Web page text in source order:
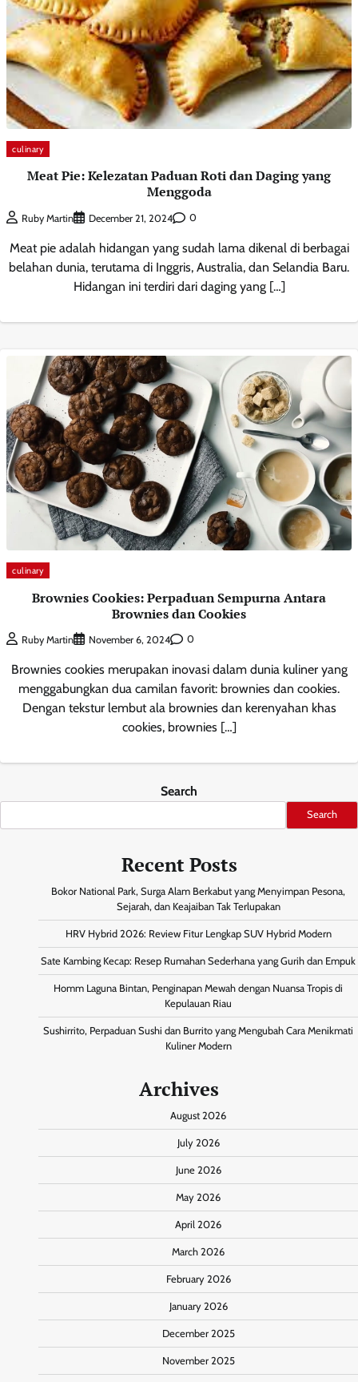
culinary
Meat Pie: Kelezatan Paduan Roti dan Daging yang
Menggoda
Ruby Martin December 21, 2024 0
Meat pie adalah hidangan yang sudah lama dikenal di berbagai
belahan dunia, terutama di Inggris, Australia, dan Selandia Baru.
Hidangan ini terdiri dari daging yang […]
culinary
Brownies Cookies: Perpaduan Sempurna Antara
Brownies dan Cookies
Ruby Martin November 6, 2024 0
Brownies cookies merupakan inovasi dalam dunia kuliner yang
menggabungkan dua camilan favorit: brownies dan cookies.
Dengan tekstur lembut ala brownies dan kerenyahan khas
cookies, brownies […]
Search
Search
Recent Posts
Bokor National Park, Surga Alam Berkabut yang Menyimpan Pesona,
Sejarah, dan Keajaiban Tak Terlupakan
HRV Hybrid 2026: Review Fitur Lengkap SUV Hybrid Modern
Sate Kambing Kecap: Resep Rumahan Sederhana yang Gurih dan Empuk
Homm Laguna Bintan, Penginapan Mewah dengan Nuansa Tropis di
Kepulauan Riau
Sushirrito, Perpaduan Sushi dan Burrito yang Mengubah Cara Menikmati
Kuliner Modern
Archives
August 2026
July 2026
June 2026
May 2026
April 2026
March 2026
February 2026
January 2026
December 2025
November 2025